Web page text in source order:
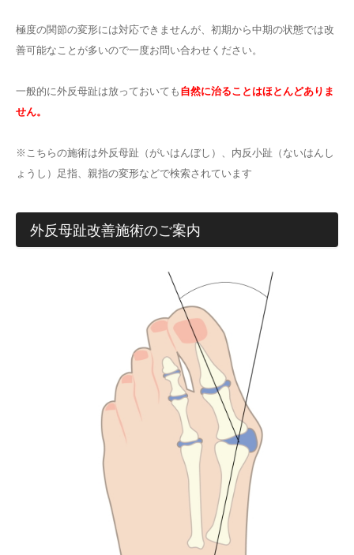
極度の関節の変形には対応できませんが、初期から中期の状態では改
善可能なことが多いので一度お問い合わせください。
一般的に外反母趾は放っておいても 自然に治ることはほとんどありま
せん。
※こちらの施術は外反母趾（がいはんぼし）、内反小趾（ないはんし
ょうし）足指、親指の変形などで検索されています
外反母趾改善施術のご案内